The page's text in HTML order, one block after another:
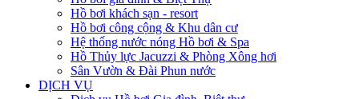
Hồ bơi khách sạn - resort
Hồ bơi công cộng & Khu dân cư
Hệ thống nước nóng Hồ bơi & Spa
Hồ Thủy lực Jacuzzi & Phòng Xông hơi
Sân Vườn & Đài Phun nước
DỊCH VỤ